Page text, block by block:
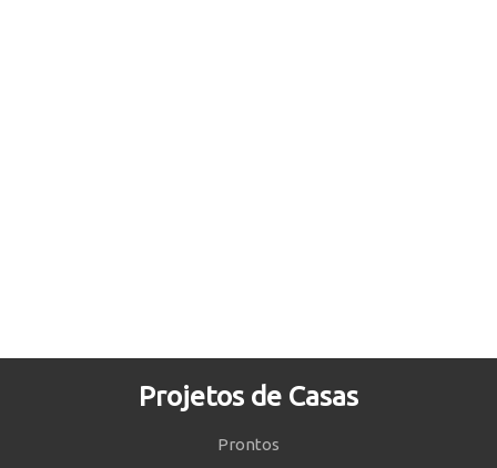
Projetos de Casas
Prontos